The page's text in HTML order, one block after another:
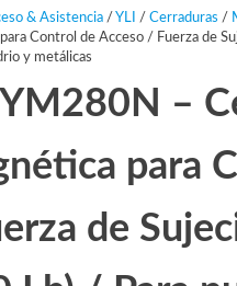
& Asistencia/ YLI / Cerraduras /
Control de Acceso / Fuerza de
y metálicas
–
para
de